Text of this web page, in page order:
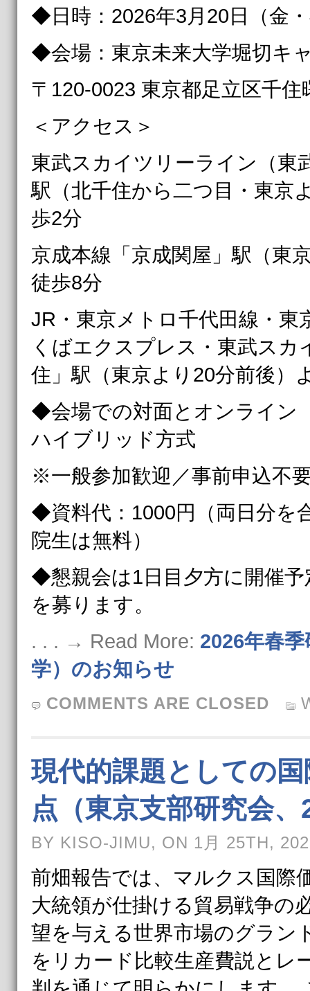
◆日時：2026年3月20日（金
◆会場：東京未来大学堀切キ
〒120-0023 東京都足立区千住
＜アクセス＞
東武スカイツリーライン（東
駅（北千住から二つ目・東京
歩2分
京成本線「京成関屋」駅（東
徒歩8分
JR・東京メトロ千代田線・東
くばエクスプレス・東武スカ
住」駅（東京より20分前後）
◆会場での対面とオンライン
ハイブリッド方式
※一般参加歓迎／事前申込不
◆資料代：1000円（両日分を
院生は無料）
◆懇親会は1日目夕方に開催
を募ります。
. . . → Read More: 2026年春
学）のお知らせ
COMMENTS ARE CLOSED
現代的課題としての
点（東京支部研究会、
BY KISO-JIMU, ON 1月 25TH,
前畑報告では、マルクス国際
大統領が仕掛ける貿易戦争の
望を与える世界市場のグラン
をリカード比較生産費説とレ